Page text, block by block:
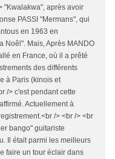
"Kwalakwa", après avoir
PASSI "Mermans", qui
en 1963 en
Noêl". Mais, Après MANDO
en France, où il a prêté
des différents
à Paris (kinois et
/> c'est pendant cette
Actuellement à
/> <br /> <br
bango" guitariste
Il était parmi les meilleurs
faire un tour éclair dans